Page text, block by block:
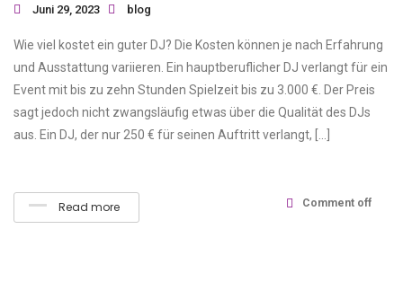
Juni 29, 2023 blog
Wie viel kostet ein guter DJ? Die Kosten können je nach Erfahrung
und Ausstattung variieren. Ein hauptberuflicher DJ verlangt für ein
Event mit bis zu zehn Stunden Spielzeit bis zu 3.000 €. Der Preis
sagt jedoch nicht zwangsläufig etwas über die Qualität des DJs
aus. Ein DJ, der nur 250 € für seinen Auftritt verlangt, […]
Read more Comment off